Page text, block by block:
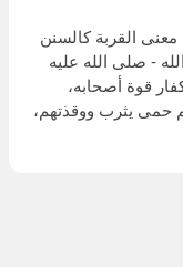
معنى القربة كالسنن
- صلى الله عليه
قوة أصحابه،
حمى يثرب ووقذتهم،